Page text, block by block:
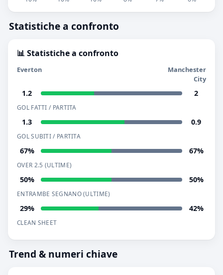
Statistiche a confronto
📊 Statistiche a confronto
Everton
Manchester
City
1.2 2
GOL FATTI / PARTITA
1.3 0.9
GOL SUBITI / PARTITA
67% 67%
OVER 2.5 (ULTIME)
50% 50%
ENTRAMBE SEGNANO (ULTIME)
29% 42%
CLEAN SHEET
Trend & numeri chiave